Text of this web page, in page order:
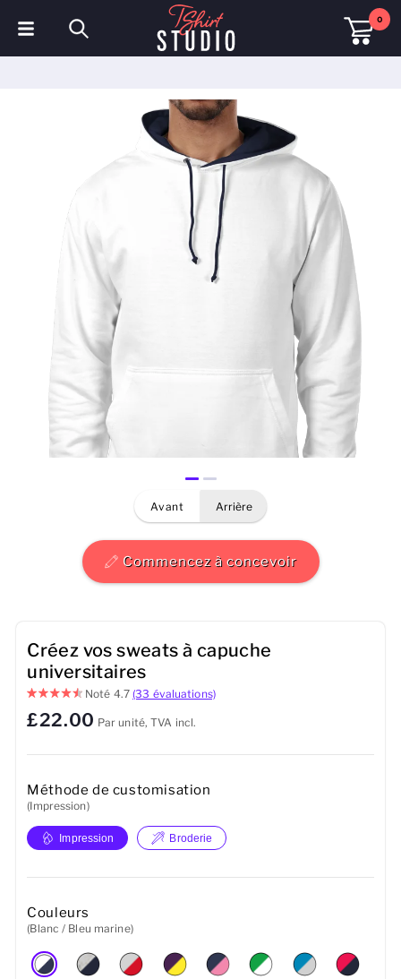
0
Vêtements de sport
Vêtements de travail
Polaires & Vestes
Haute visibilité
Hommes
Tasses
Sacs
avant arrière
Commencez à concevoir
Créez vos sweats à capuche
universitaires
Noté 4.7(33 évaluations)
£22.00 Par unité, TVA incl.
Méthode de customisation
(Impression)
Impression Broderie
Couleurs
(Blanc / Bleu marine)